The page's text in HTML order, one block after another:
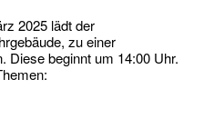
2025 lädt der
zu einer
Diese beginnt um 14:00 Uhr.